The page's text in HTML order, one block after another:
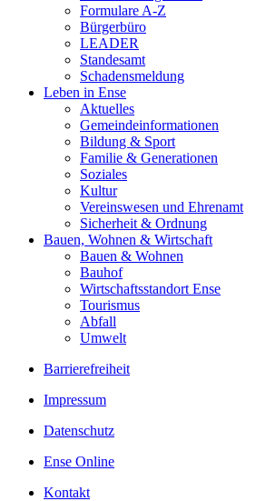
Formulare A-Z
Bürgerbüro
LEADER
Standesamt
Schadensmeldung
Leben in Ense
Aktuelles
Gemeinde­informationen
Bildung & Sport
Familie & Generationen
Soziales
Kultur
Vereinswesen und Ehrenamt
Sicherheit & Ordnung
Bauen, Wohnen & Wirtschaft
Bauen & Wohnen
Bauhof
Wirtschaftsstandort Ense
Tourismus
Abfall
Umwelt
Barrierefreiheit
Impressum
Datenschutz
Ense Online
Kontakt